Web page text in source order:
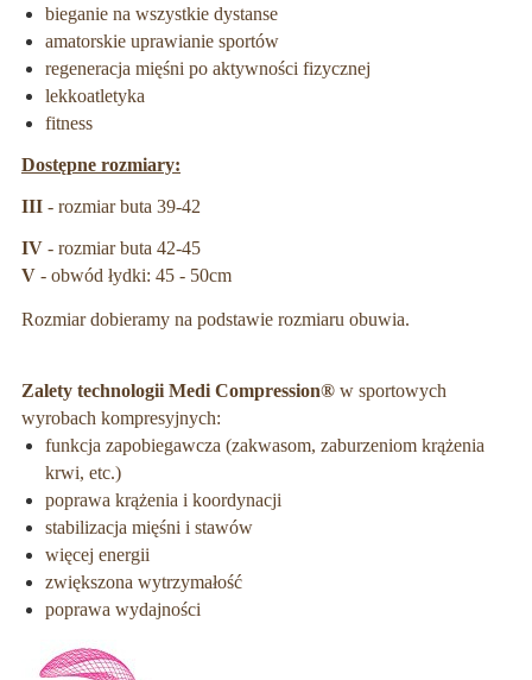
bieganie na wszystkie dystanse
amatorskie uprawianie sportów
regeneracja mięśni po aktywności fizycznej
lekkoatletyka
fitness
Dostępne rozmiary:
III - rozmiar buta 39-42
IV - rozmiar buta 42-45
V - obwód łydki: 45 - 50cm
Rozmiar dobieramy na podstawie rozmiaru obuwia.
Zalety technologii Medi Compression® w sportowych
wyrobach kompresyjnych:
funkcja zapobiegawcza (zakwasom, zaburzeniom krążenia
krwi, etc.)
poprawa krążenia i koordynacji
stabilizacja mięśni i stawów
więcej energii
zwiększona wytrzymałość
poprawa wydajności